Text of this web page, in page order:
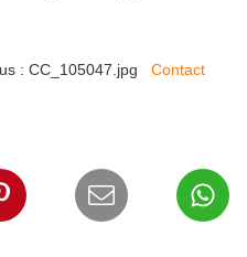
: CC_105047.jpg Contact